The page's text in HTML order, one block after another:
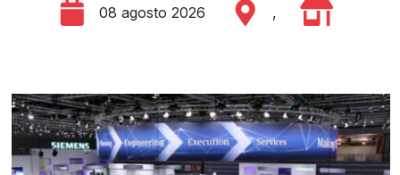
08 agosto 2026 ,